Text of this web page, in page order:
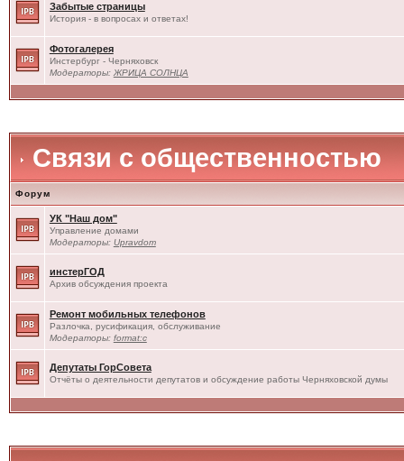
Забытые страницы
История - в вопросах и ответах!
Фотогалерея
Инстербург - Черняховск
Модераторы: ЖРИЦА СОЛНЦА
Связи с общественностью
Форум
УК "Наш дом"
Управление домами
Модераторы: Upravdom
инстерГОД
Архив обсуждения проекта
Ремонт мобильных телефонов
Разлочка, русификация, обслуживание
Модераторы: format:c
Депутаты ГорСовета
Отчёты о деятельности депутатов и обсуждение работы Черняховской думы